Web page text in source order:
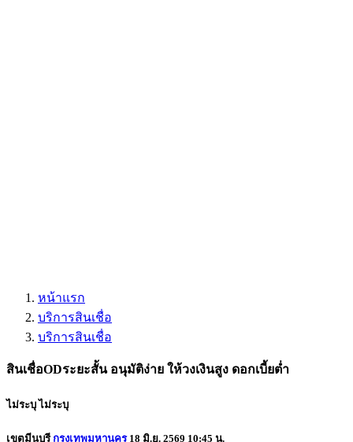
หน้าแรก
บริการสินเชื่อ
บริการสินเชื่อ
สินเชื่อODระยะสั้น อนุมัติง่าย ให้วงเงินสูง ดอกเบี้ยต่ำ
ไม่ระบุ ไม่ระบุ
เขตมีนบุรีกรุงเทพมหานคร 18 มิ.ย. 2569 10:45 น.